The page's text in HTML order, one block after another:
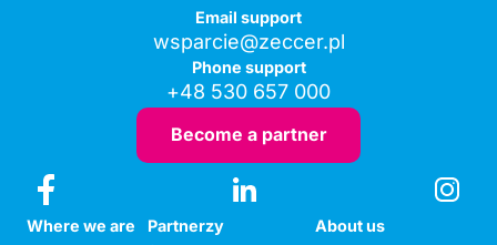
Email support
wsparcie@zeccer.pl
Phone support
+48 530 657 000
Become a partner
Where we are
Partnerzy
About us